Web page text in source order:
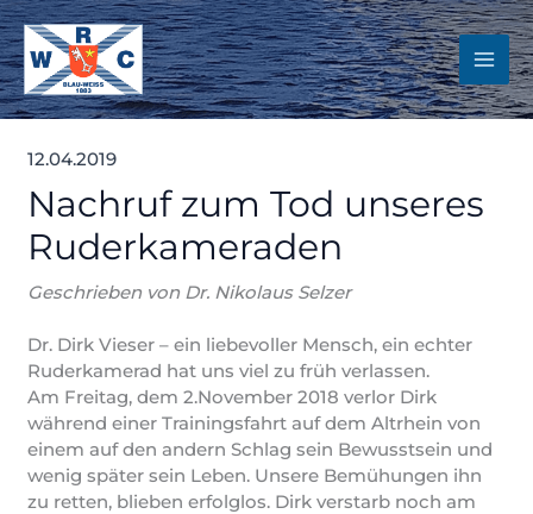
Zum
Inhalt
springen
12.04.2019
Nachruf zum Tod unseres
Ruderkameraden
Geschrieben von Dr. Nikolaus Selzer
Dr. Dirk Vieser – ein liebevoller Mensch, ein echter
Ruderkamerad hat uns viel zu früh verlassen.
Am Freitag, dem 2.November 2018 verlor Dirk
während einer Trainingsfahrt auf dem Altrhein von
einem auf den andern Schlag sein Bewusstsein und
wenig später sein Leben. Unsere Bemühungen ihn
zu retten, blieben erfolglos. Dirk verstarb noch am